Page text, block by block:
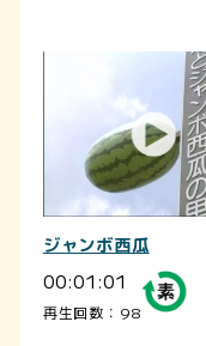
ジャンボ西瓜
00:01:01
再生回数：98